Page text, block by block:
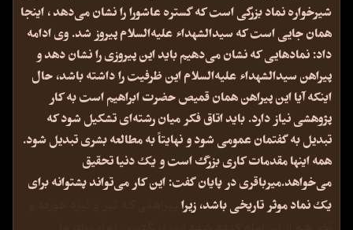
شیرخواره نماد بزرگی است که گستره عاشورا را نشان می‌دهد ، اینجا
همان جایی است که سیدالشهداء علیه‌السلام پیروز شد. وی ادامه
داد: نمادهایی که نشان می‌دهیم باید این پیروزی را نشان دهد و
پیراهن سیدالشهداء علیه‌السلام این ظرفیت را داشته باشد، حال
اینکه آیا این پیراهن همان قمیص حضرت ابراهیم است به کار
پژوهشی نیاز دارد. باید اتاق فکر میان رشته‌ای تشکیل شود که
تبدیل به گفتمان عمومی شود و نهایتاً به مطالعه بشری تبدیل شود.
همه اینها مقدمات کاری بزرگ است و یک دنیا تحقیق
می‌خواهد.میرباقری در پایان گفت: این کار می‌تواند پشتوانه برای
یک نماد موثر تاریخی باشد، زیرا